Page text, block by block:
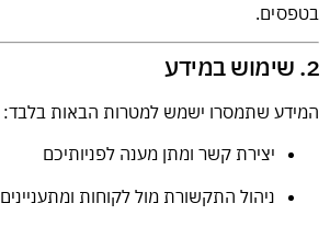
בטפסים.
2. שימוש במידע
המידע שתמסרו ישמש למטרות הבאות בלבד:
יצירת קשר ומתן מענה לפניותיכם
ניהול התקשורת מול לקוחות ומתעניינים